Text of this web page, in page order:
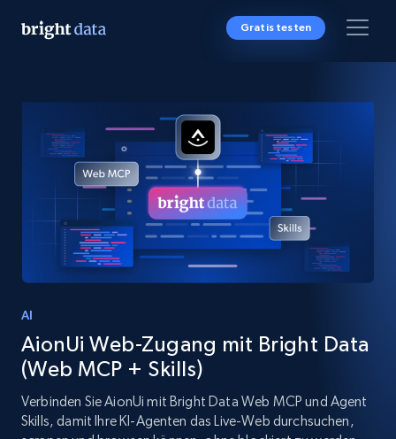
Gratis testen
AI
AionUi Web-Zugang mit Bright Data
(Web MCP + Skills)
Verbinden Sie AionUi mit Bright Data Web MCP und Agent
Skills, damit Ihre KI-Agenten das Live-Web durchsuchen,